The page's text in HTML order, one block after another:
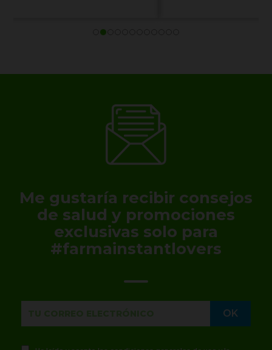
Me gustaría recibir consejos
de salud y promociones
exclusivas solo para
#farmainstantlovers